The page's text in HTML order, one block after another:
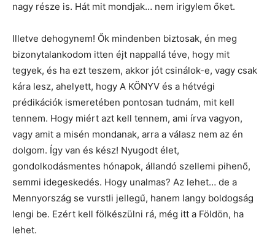
nagy része is. Hát mit mondjak… nem irigylem őket.
Illetve dehogynem! Ők mindenben biztosak, én meg
bizonytalankodom itten éjt nappallá téve, hogy mit
tegyek, és ha ezt teszem, akkor jót csinálok-e, vagy csak
kára lesz, ahelyett, hogy A KÖNYV és a hétvégi
prédikációk ismeretében pontosan tudnám, mit kell
tennem. Hogy miért azt kell tennem, ami írva vagyon,
vagy amit a misén mondanak, arra a válasz nem az én
dolgom. Így van és kész! Nyugodt élet,
gondolkodásmentes hónapok, állandó szellemi pihenő,
semmi idegeskedés. Hogy unalmas? Az lehet… de a
Mennyország se vurstli jellegű, hanem langy boldogság
lengi be. Ezért kell fölkészülni rá, még itt a Földön, ha
lehet.